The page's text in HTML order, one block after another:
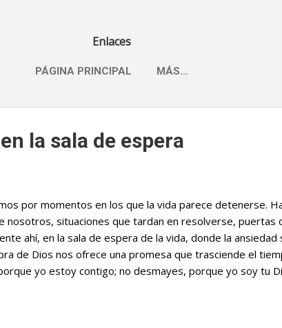
Enlaces
PÁGINA PRINCIPAL MÁS…
la sala de espera
por momentos en los que la vida parece detenerse.
nosotros, situaciones que tardan en resolverse, puertas
ahí, en la sala de espera de la vida, donde la ansiedad
de Dios nos ofrece una promesa que trasciende el
yo estoy contigo; no desmayes, porque yo soy tu
sino: “No temas, porque YO estoy contigo”. Su